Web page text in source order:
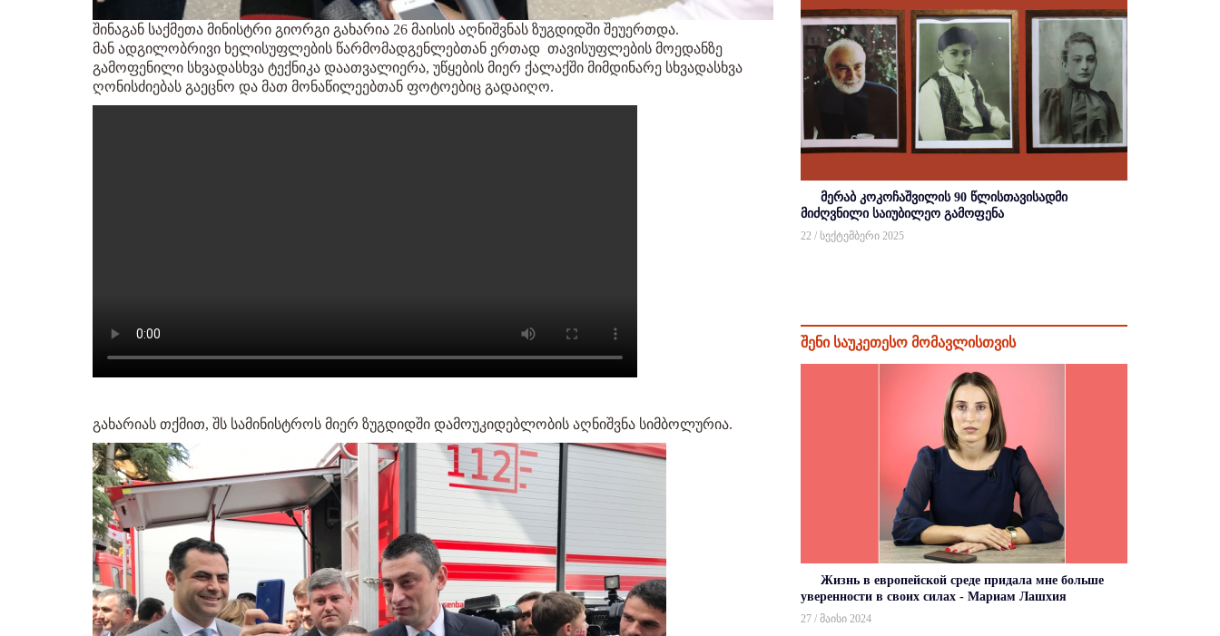
შინაგან საქმეთა მინისტრი გიორგი გახარია 26 მაისის აღნიშვნას ზუგდიდში შეუერთდა.
მან ადგილობრივი ხელისუფლების წარმომადგენლებთან ერთად თავისუფლების მოედანზე
გამოფენილი სხვადასხვა ტექნიკა დაათვალიერა, უწყების მიერ ქალაქში მიმდინარე სხვადასხვა
ღონისძიებას გაეცნო და მათ მონაწილეებთან ფოტოებიც გადაიღო.
გახარიას თქმით, შს სამინისტროს მიერ ზუგდიდში დამოუკიდებლობის აღნიშვნა სიმბოლურია.
მერაბ კოკოჩაშვილის 90 წლისთავისადმი
მიძღვნილი საიუბილეო გამოფენა
22 / სექტემბერი 2025
შენი საუკეთესო მომავლისთვის
Жизнь в европейской среде придала мне больше
уверенности в своих силах - Мариам Лашхия
27 / მაისი 2024